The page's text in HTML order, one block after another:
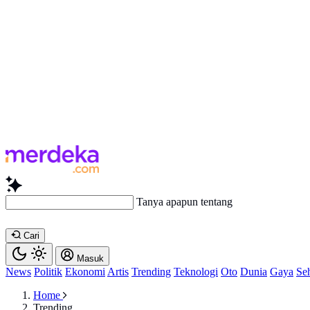
Tanya apapun tentang artikel i
Cari
Masuk
News Politik Ekonomi Artis Trending Teknologi Oto Dunia Gaya
Home
Trending